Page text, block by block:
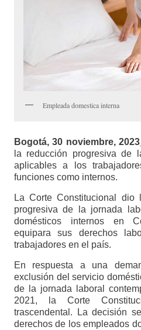
Empleada domestica interna
Bogotá, 30 noviembre,
la reducción progresiva de
aplicables a los
funciones como internos.
La Corte Constitucional
progresiva de la jornada
domésticos internos en
equipara sus derechos
trabajadores en el país.
En respuesta a una
exclusión del servicio
de la jornada laboral
2021, la Corte
trascendental. La decisión
derechos de los empleados